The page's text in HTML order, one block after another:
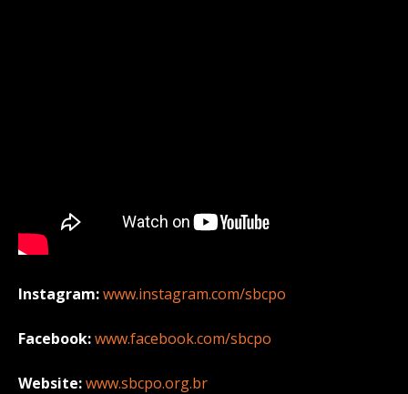
Instagram:www.instagram.com/sbcpo
Facebook:www.facebook.com/sbcpo
Website:www.sbcpo.org.br